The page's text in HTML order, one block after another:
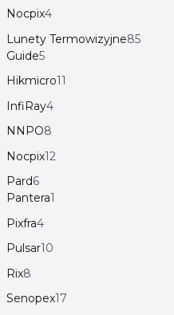
Nocpix4
Lunety Termowizyjne85
Guide5
Hikmicro11
InfiRay4
NNPO8
Nocpix12
Pard6
Pantera1
Pixfra4
Pulsar10
Rix8
Senopex17